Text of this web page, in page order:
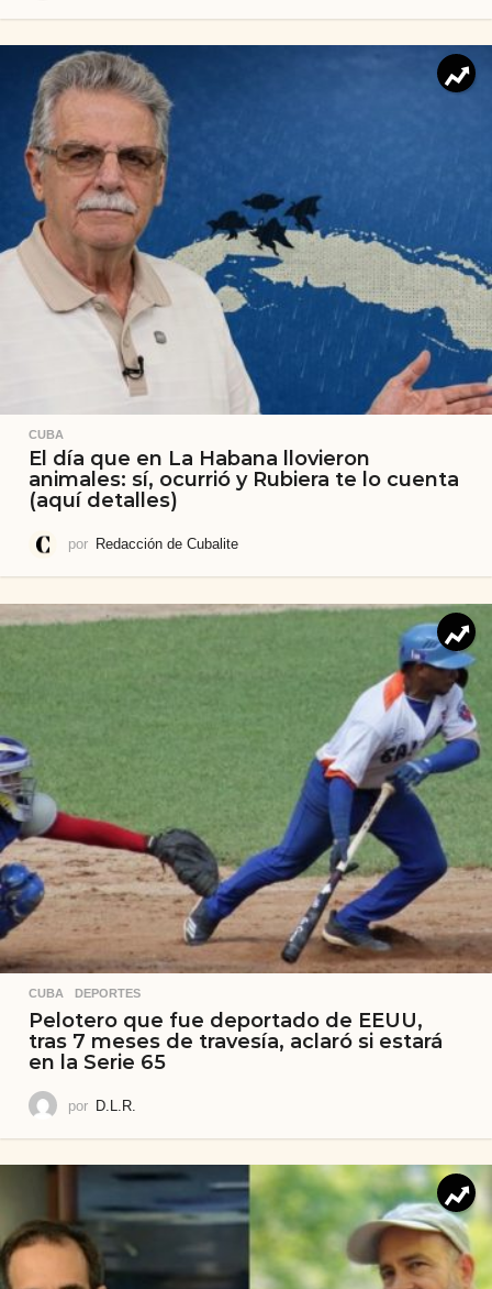
CUBA
El día que en La Habana llovieron
animales: sí, ocurrió y Rubiera te lo cuenta
(aquí detalles)
por Redacción de Cubalite
CUBA ,DEPORTES
Pelotero que fue deportado de EEUU,
tras 7 meses de travesía, aclaró si estará
en la Serie 65
por D.L.R.